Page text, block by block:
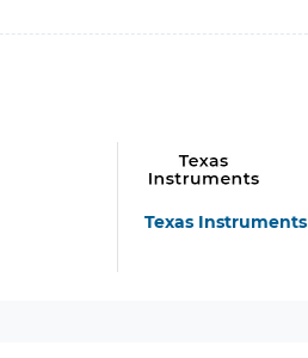
Texas Instruments